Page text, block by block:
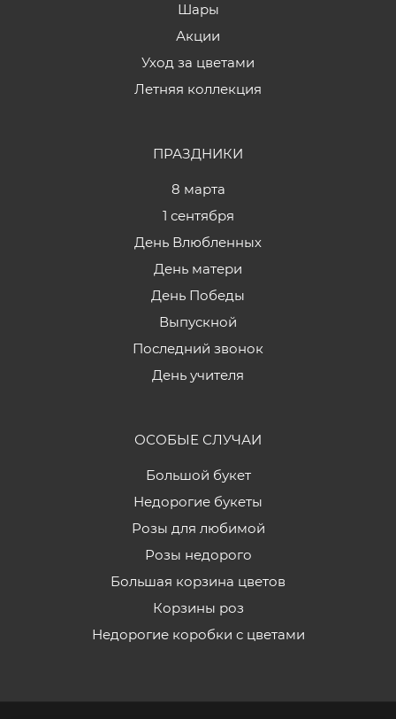
Шары
Акции
Уход за цветами
Летняя коллекция
ПРАЗДНИКИ
8 марта
1 сентября
День Влюбленных
День матери
День Победы
Выпускной
Последний звонок
День учителя
ОСОБЫЕ СЛУЧАИ
Большой букет
Недорогие букеты
Розы для любимой
Розы недорого
Большая корзина цветов
Корзины роз
Недорогие коробки с цветами